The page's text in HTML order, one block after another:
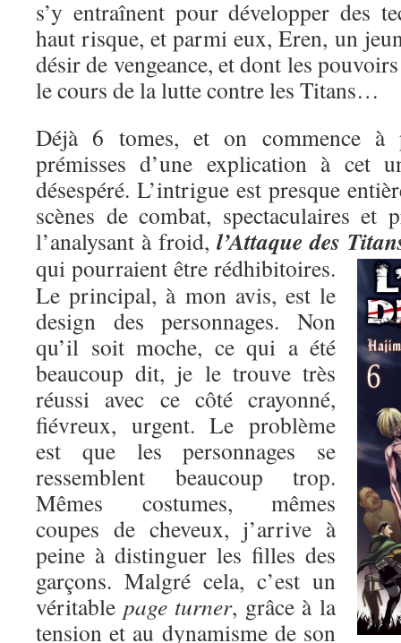
s’y entraînent pour développer des
haut risque, et parmi eux, Eren, un
désir de vengeance, et dont les
le cours de la lutte contre les Titans…
Déjà 6 tomes, et on commence à
prémisses d’une explication à cet
désespéré. L’intrigue est presque
scènes de combat, spectaculaires et
l’analysant à froid, l’Attaque des
qui pourraient être rédhibitoires.
Le principal, à mon avis, est le
design des personnages. Non
qu’il soit moche, ce qui a été
beaucoup dit, je le trouve très
réussi avec ce côté crayonné,
fiévreux, urgent. Le problème
est que les personnages se
ressemblent beaucoup trop.
Mêmes costumes, mêmes
coupes de cheveux, j’arrive à
peine à distinguer les filles des
garçons. Malgré cela, c’est un
véritable page turner, grâce à la
tension et au dynamisme de son